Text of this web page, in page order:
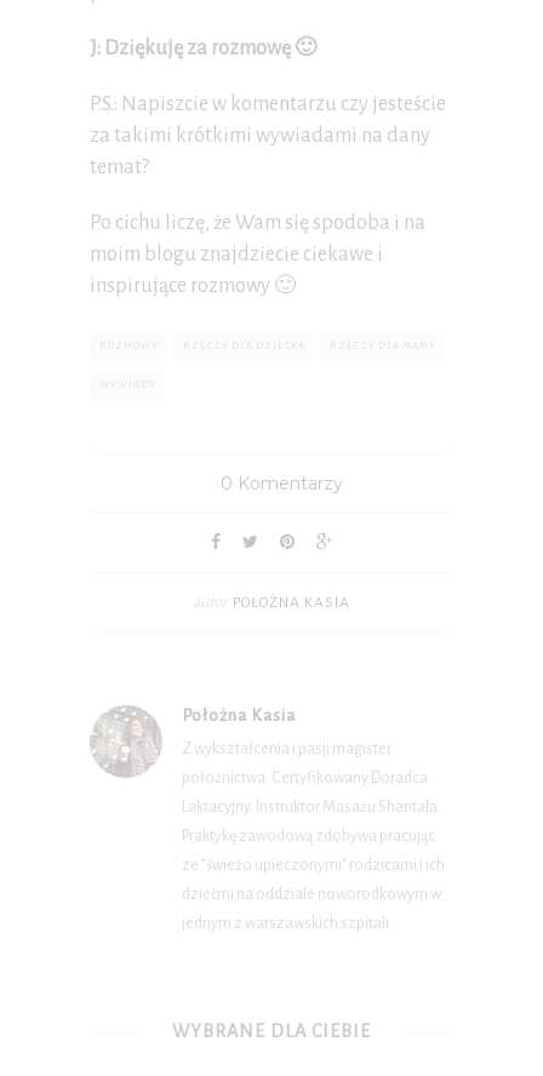
J: Dziękuję za rozmowę 🙂
P.S.: Napiszcie w komentarzu czy jesteście
za takimi krótkimi wywiadami na dany
temat?
Po cichu liczę, że Wam się spodoba i na
moim blogu znajdziecie ciekawe i
inspirujące rozmowy 🙂
ROZMOWY RZECZY DLA DZIECKA RZECZY DLA MAMY
WYWIADY
0 Komentarzy
autor POŁOŻNA KASIA
Położna Kasia
Z wykształcenia i pasji magister
położnictwa. Certyfikowany Doradca
Laktacyjny. Instruktor Masażu Shantala.
Praktykę zawodową zdobywa pracując
ze "świeżo upieczonymi" rodzicami i ich
dziećmi na oddziale noworodkowym w
jednym z warszawskich szpitali.
WYBRANE DLA CIEBIE